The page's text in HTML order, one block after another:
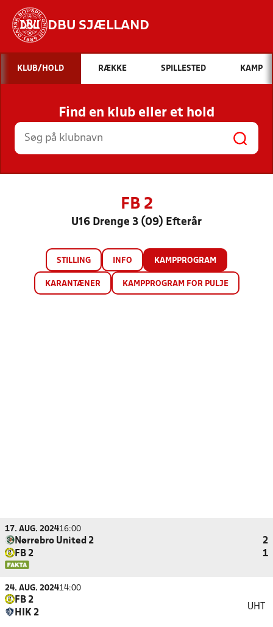
DBU SJÆLLAND
Hvad vil du søge efter?
INDHOLD OG NYHEDER
STILLINGER, RESULTATER, KLUBBER OG
HOLD
KLUB/HOLD RÆKKE SPILLESTED KAMP
Find en klub eller et hold
FB 2
U16 Drenge 3 (09) Efterår
STILLING INFO KAMPPROGRAM
KARANTÆNER KAMPPROGRAM FOR PULJE
17. AUG. 202416:00
Nørrebro United 2
2
FB 2
1
24. AUG. 202414:00
FB 2
HIK 2
UHT